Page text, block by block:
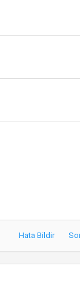
Hata Bildir